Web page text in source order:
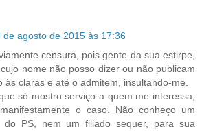
de agosto de 2015 às 17:36
censura, pois gente da sua estirpe,
nome não posso dizer ou não publicam
às claras e até o admitem, insultando-me.
só mostro serviço a quem me interessa,
o caso. Não conheço um
do PS, nem um filiado sequer, para sua